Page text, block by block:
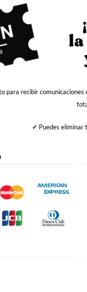
para recibir
✓ Puedes eliminar